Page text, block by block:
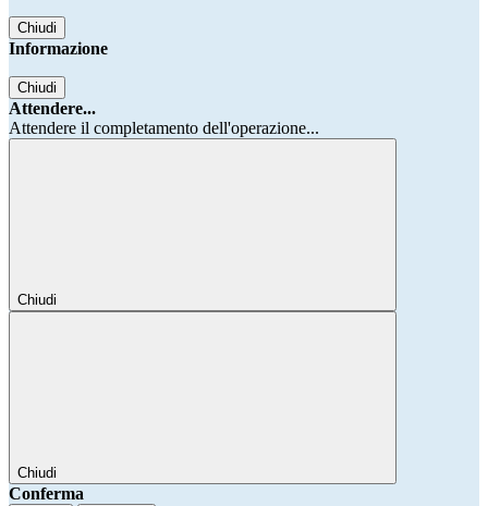
Chiudi
Informazione
Chiudi
Attendere...
Attendere il completamento dell'operazione...
Chiudi
Chiudi
Conferma